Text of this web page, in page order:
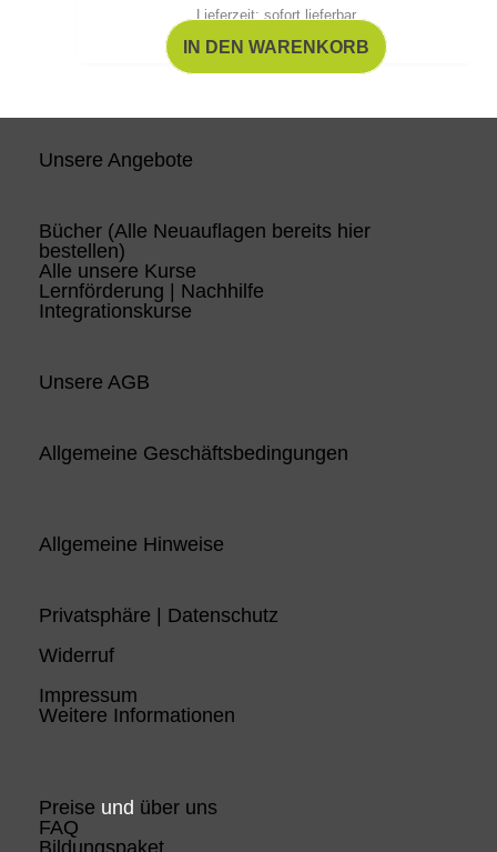
Lieferzeit: sofort lieferbar
IN DEN WARENKORB
Unsere Angebote
Bücher (Alle Neuauflagen bereits hier
bestellen)
Alle unsere Kurse
Lernförderung | Nachhilfe
Integrationskurse
Unsere AGB
Allgemeine Geschäftsbedingungen
Allgemeine Hinweise
Privatsphäre | Datenschutz
Widerruf
Impressum
Weitere Informationen
Preise und über uns
FAQ
Bildungspaket